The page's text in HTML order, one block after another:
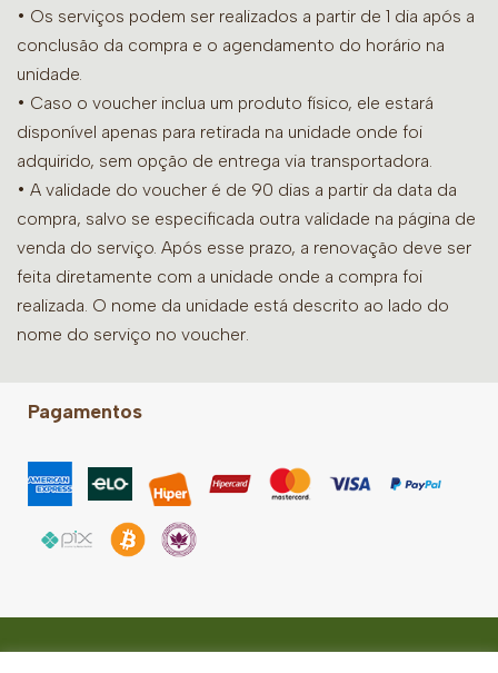
• Os serviços podem ser realizados a partir de 1 dia após a
conclusão da compra e o agendamento do horário na
unidade.
• Caso o voucher inclua um produto físico, ele estará
disponível apenas para retirada na unidade onde foi
adquirido, sem opção de entrega via transportadora.
• A validade do voucher é de 90 dias a partir da data da
compra, salvo se especificada outra validade na página de
venda do serviço. Após esse prazo, a renovação deve ser
feita diretamente com a unidade onde a compra foi
realizada. O nome da unidade está descrito ao lado do
nome do serviço no voucher.
Pagamentos